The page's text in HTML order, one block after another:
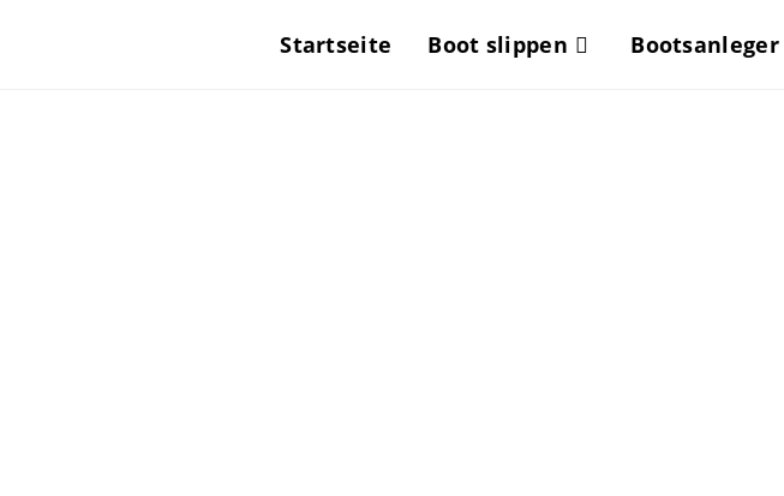
Startseite Boot slippen Bootsanleger